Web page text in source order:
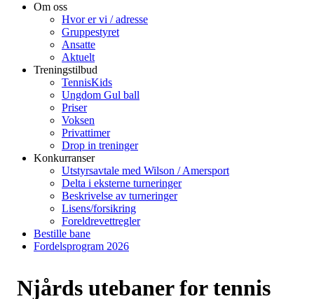
Om oss
Hvor er vi / adresse
Gruppestyret
Ansatte
Aktuelt
Treningstilbud
TennisKids
Ungdom Gul ball
Priser
Voksen
Privattimer
Drop in treninger
Konkurranser
Utstyrsavtale med Wilson / Amersport
Delta i eksterne turneringer
Beskrivelse av turneringer
Lisens/forsikring
Foreldrevettregler
Bestille bane
Fordelsprogram 2026
Njårds utebaner for tennis